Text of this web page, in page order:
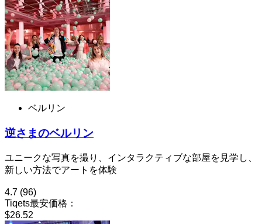
ベルリン
逆さまのベルリン
ユニークな写真を撮り、インタラクティブな部屋を見学し、
新しい方法でアートを体験
4.7 (96)
Tiqets最安価格：
$26.52